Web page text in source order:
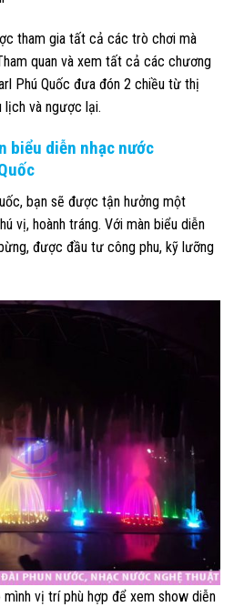
tham gia tất cả các trò chơi mà
quan và xem tất cả các chương
Phú Quốc đưa đón 2 chiều từ thị
lịch và ngược lại.
biểu diễn nhạc nước
bạn sẽ được tận hưởng một
vị, hoành tráng. Với màn biểu diễn
được đầu tư công phu, kỹ lưỡng
mình vị trí phù hợp để xem show diễn